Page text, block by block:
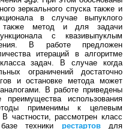
зеркального спуска также и
в случае выпуклого
также метод и для задачи
с квазивыпуклым
В работе предложен
итераций в алгоритме
задач. В случае когда
ограничений достаточно
и остановке метода может
В работе приведены
использования
применимы к целевым
частности, рассмотрен класс
техники рестартовдля